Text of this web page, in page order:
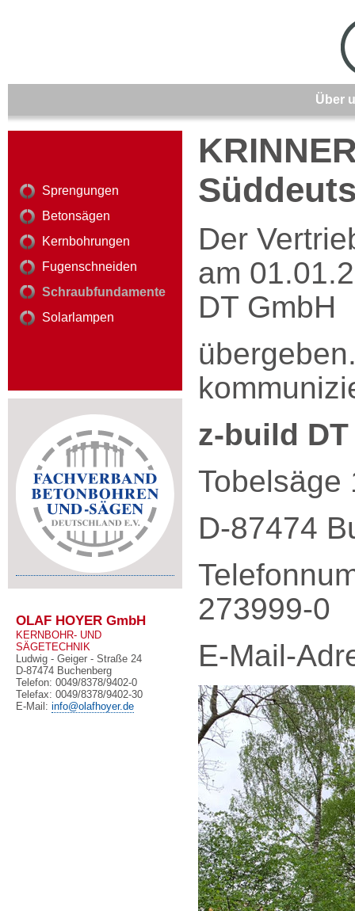
Über
Sprengungen
Betonsägen
Kernbohrungen
Fugenschneiden
Schraubfundamente
Solarlampen
OLAF HOYER GmbH
KERNBOHR- UND
SÄGETECHNIK
Ludwig - Geiger - Straße 24
D-87474 Buchenberg
Telefon: 0049/8378/9402-0
Telefax: 0049/8378/9402-30
E-Mail: info@olafhoyer.de
Der
am
DT GmbH
z-build
D-87474
273999-0
E-Mail-